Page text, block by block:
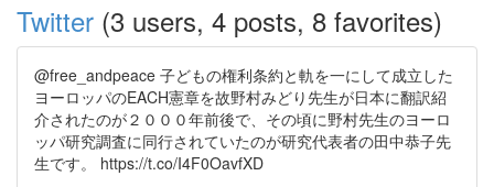
Twitter (3 users, 4 posts, 8 favorites)
@free_andpeace 子どもの権利条約と軌を一にして成立した
ヨーロッパのEACH憲章を故野村みどり先生が日本に翻訳紹
介されたのが２０００年前後で、その頃に野村先生のヨーロ
ッパ研究調査に同行されていたのが研究代表者の田中恭子先
生です。 https://t.co/I4F0OavfXD